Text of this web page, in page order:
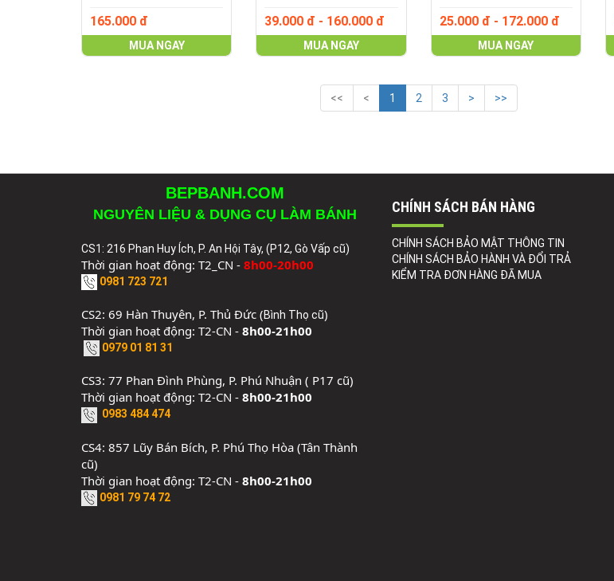
165.000 đ
MUA NGAY
39.000 đ - 160.000 đ
MUA NGAY
25.000 đ - 172.000 đ
MUA NGAY
<< < 1 2 3 > >>
BEPBANH.COM
NGUYÊN LIỆU & DỤNG CỤ LÀM BÁNH
CS1: 216 Phan Huy Ích, P. An Hội Tây, (P12, Gò Vấp cũ)
Thời gian hoạt động: T2_CN - 8h00-20h00
0981 723 721
CS2: 69 Hàn Thuyên, P. Thủ Đức (Bình Thọ cũ)
Thời gian hoạt động: T2-CN - 8h00-21h00
0979 01 81 31
CS3: 77 Phan Đình Phùng, P. Phú Nhuận ( P17 cũ)
Thời gian hoạt động: T2-CN - 8h00-21h00
0983 484 474
CS4: 857 Lũy Bán Bích, P. Phú Thọ Hòa (Tân Thành
cũ)
Thời gian hoạt động: T2-CN - 8h00-21h00
0981 79 74 72
CHÍNH SÁCH BÁN HÀNG
CHÍNH SÁCH BẢO MẬT THÔNG TIN
CHÍNH SÁCH BẢO HÀNH VÀ ĐỔI TRẢ
KIỂM TRA ĐƠN HÀNG ĐÃ MUA